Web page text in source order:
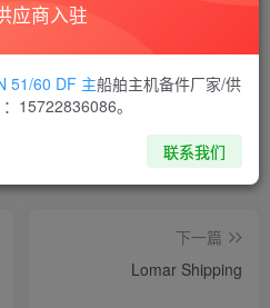
支持一下吧
下一篇
Lomar Shipping
应商入驻
51/60 DF 主船舶主机备件厂家/供
15722836086。
联系我们